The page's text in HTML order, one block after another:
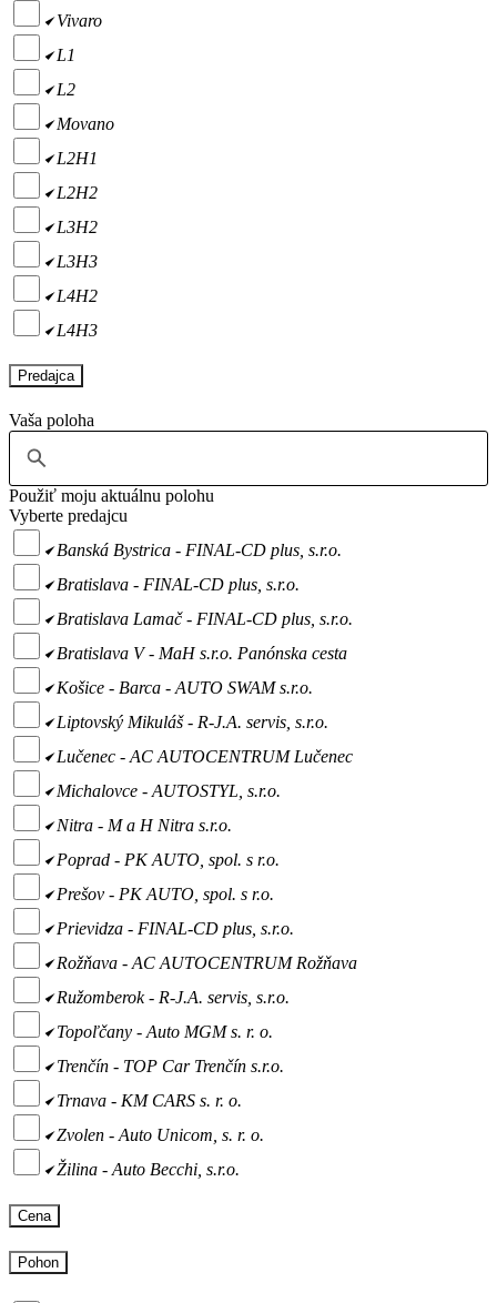
Vivaro
L1
L2
Movano
L2H1
L2H2
L3H2
L3H3
L4H2
L4H3
Predajca
Vaša poloha
Použiť moju aktuálnu polohu
Vyberte predajcu
Banská Bystrica - FINAL-CD plus, s.r.o.
Bratislava - FINAL-CD plus, s.r.o.
Bratislava Lamač - FINAL-CD plus, s.r.o.
Bratislava V - MaH s.r.o. Panónska cesta
Košice - Barca - AUTO SWAM s.r.o.
Liptovský Mikuláš - R-J.A. servis, s.r.o.
Lučenec - AC AUTOCENTRUM Lučenec
Michalovce - AUTOSTYL, s.r.o.
Nitra - M a H Nitra s.r.o.
Poprad - PK AUTO, spol. s r.o.
Prešov - PK AUTO, spol. s r.o.
Prievidza - FINAL-CD plus, s.r.o.
Rožňava - AC AUTOCENTRUM Rožňava
Ružomberok - R-J.A. servis, s.r.o.
Topoľčany - Auto MGM s. r. o.
Trenčín - TOP Car Trenčín s.r.o.
Trnava - KM CARS s. r. o.
Zvolen - Auto Unicom, s. r. o.
Žilina - Auto Becchi, s.r.o.
Cena
Pohon